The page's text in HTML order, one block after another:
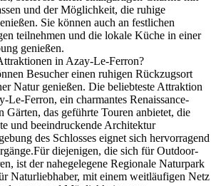
und der Möglichkeit, die ruhige
Sie können auch an festlichen
teilnehmen und die lokale Küche in einer
genießen.
in Azay-Le-Ferron?
Besucher einen ruhigen Rückzugsort
Natur genießen. Die beliebteste Attraktion
Le-Ferron, ein charmantes Renaissance-
Gärten, das geführte Touren anbietet, die
und beeindruckende Architektur
des Schlosses eignet sich hervorragend
diejenigen, die sich für Outdoor-
ist der nahegelegene Regionale Naturpark
Naturliebhaber, mit einem weitläufigen Netz